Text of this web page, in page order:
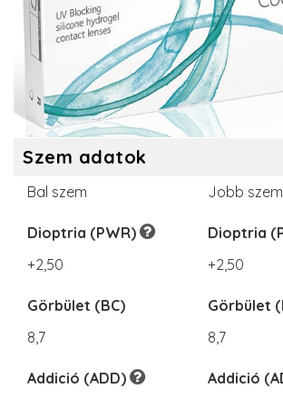
Szem adatok
Bal szem
Dioptria (PWR)
+2,50
Görbület (BC)
8,7
Addició (ADD)
Jobb szem
Dioptria
+2,50
Görbület
8,7
Addició